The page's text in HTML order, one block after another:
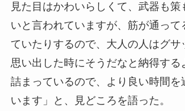
見た目はかわいらしくて、武器も策
いと言われていますが、筋が通って
ていたりするので、大人の人はグサ
思い出した時にそうだなと納得する
詰まっているので、より良い時間を
います」と、見どころを語った。